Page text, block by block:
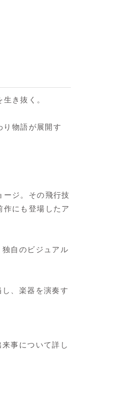
き抜く。
物語が展開す
ジ。その飛行技
にも登場したア
自のビジュアル
、楽器を演奏す
事について詳し